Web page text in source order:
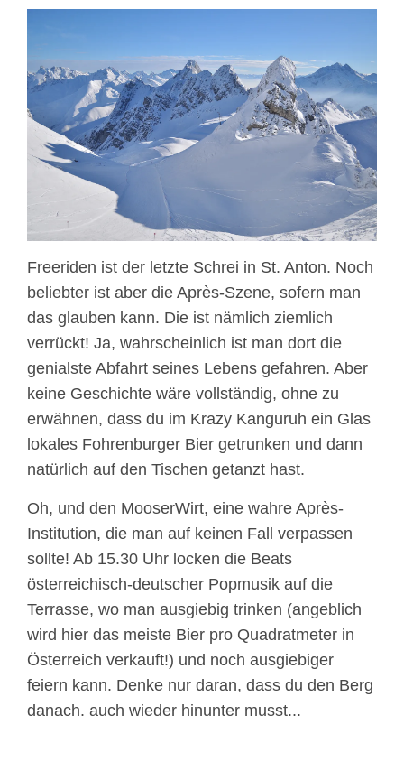
Freeriden ist der letzte Schrei in St. Anton. Noch
beliebter ist aber die Après-Szene, sofern man
das glauben kann. Die ist nämlich ziemlich
verrückt! Ja, wahrscheinlich ist man dort die
genialste Abfahrt seines Lebens gefahren. Aber
keine Geschichte wäre vollständig, ohne zu
erwähnen, dass du im Krazy Kanguruh ein Glas
lokales Fohrenburger Bier getrunken und dann
natürlich auf den Tischen getanzt hast.
Oh, und den MooserWirt, eine wahre Après-
Institution, die man auf keinen Fall verpassen
sollte! Ab 15.30 Uhr locken die Beats
österreichisch-deutscher Popmusik auf die
Terrasse, wo man ausgiebig trinken (angeblich
wird hier das meiste Bier pro Quadratmeter in
Österreich verkauft!) und noch ausgiebiger
feiern kann. Denke nur daran, dass du den Berg
danach. auch wieder hinunter musst...